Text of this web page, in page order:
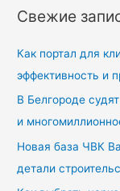
Свежие
Как портал для
эффективность и
В Белгороде
и
Новая база ЧВК
детали